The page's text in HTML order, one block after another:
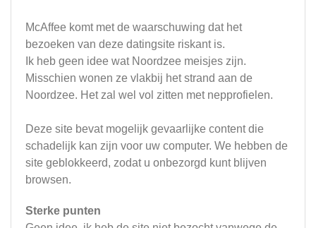
McAffee komt met de waarschuwing dat het
bezoeken van deze datingsite riskant is.
Ik heb geen idee wat Noordzee meisjes zijn.
Misschien wonen ze vlakbij het strand aan de
Noordzee. Het zal wel vol zitten met nepprofielen.
Deze site bevat mogelijk gevaarlijke content die
schadelijk kan zijn voor uw computer. We hebben de
site geblokkeerd, zodat u onbezorgd kunt blijven
browsen.
Sterke punten